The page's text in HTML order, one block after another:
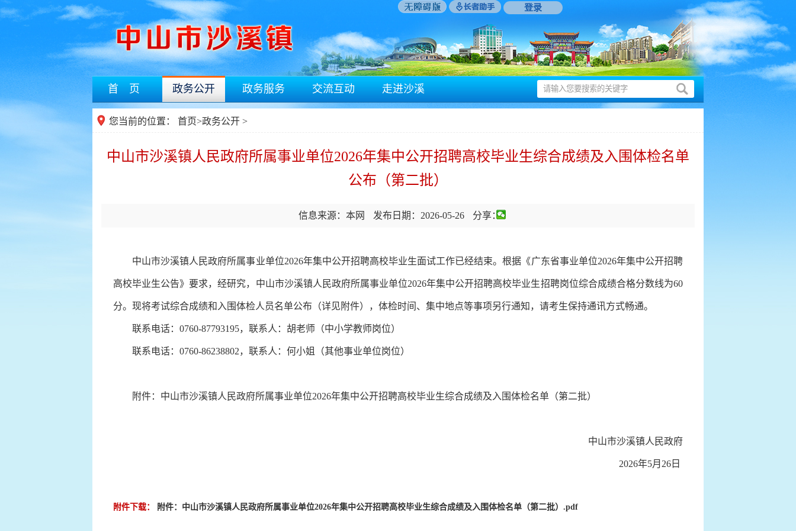
登录
首 页 政务公开 政务服务 交流互动 走进沙溪
您当前的位置： 首页>政务公开 >
中山市沙溪镇人民政府所属事业单位2026年集中公开招聘高校毕业生综合成绩及入围体检名单
公布（第二批）
信息来源：本网 发布日期：2026-05-26 分享：
中山市沙溪镇人民政府所属事业单位2026年集中公开招聘高校毕业生面试工作已经结束。根据《广东省事业单位2026年集中公开招聘
高校毕业生公告》要求，经研究，中山市沙溪镇人民政府所属事业单位2026年集中公开招聘高校毕业生招聘岗位综合成绩合格分数线为60
分。现将考试综合成绩和入围体检人员名单公布（详见附件），体检时间、集中地点等事项另行通知，请考生保持通讯方式畅通。
联系电话：0760-87793195，联系人：胡老师（中小学教师岗位）
联系电话：0760-86238802，联系人：何小姐（其他事业单位岗位）
附件：中山市沙溪镇人民政府所属事业单位2026年集中公开招聘高校毕业生综合成绩及入围体检名单（第二批）
中山市沙溪镇人民政府
2026年5月26日
附件下载： 附件：中山市沙溪镇人民政府所属事业单位2026年集中公开招聘高校毕业生综合成绩及入围体检名单（第二批）.pdf